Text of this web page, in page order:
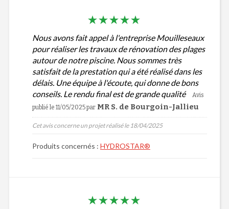
Nous avons fait appel à l'entreprise Mouilleseaux
pour réaliser les travaux de rénovation des plages
autour de notre piscine. Nous sommes très
satisfait de la prestation qui a été réalisé dans les
délais. Une équipe à l'écoute, qui donne de bons
conseils. Le rendu final est de grande qualité
Avis
publié le 11/05/2025par MR S. de Bourgoin-Jallieu
Cet avis concerne un projet réalisé le 18/04/2025
Produits concernés : HYDROSTAR®